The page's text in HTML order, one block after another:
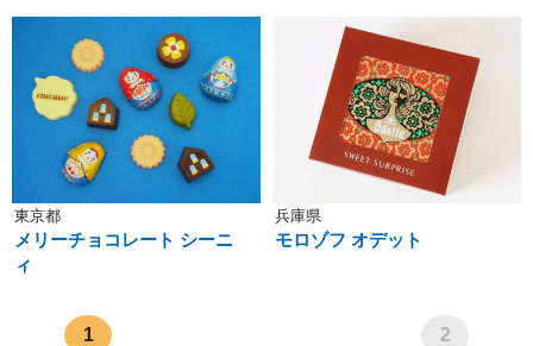
東京都
メリーチョコレート シーニ
ィ
兵庫県
モロゾフ オデット
1 2